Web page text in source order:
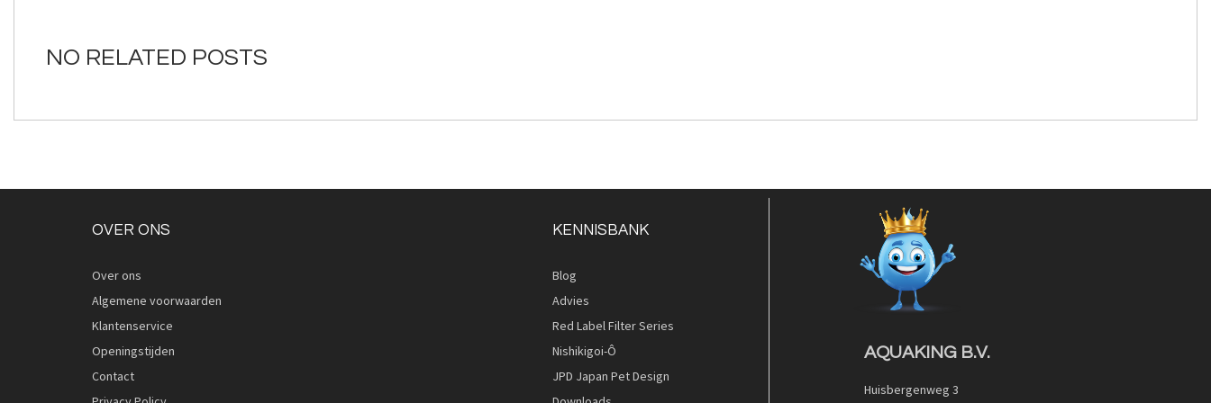
gallerijNO RELATED POSTS
OVER ONS
Over ons
Algemene voorwaarden
Klantenservice
Openingstijden
Contact
KENNISBANK
Blog
Advies
Red Label Filter Series
Nishikigoi-Ô
JPD Japan Pet Design
AQUAKING B.V.
Huisbergenweg 3